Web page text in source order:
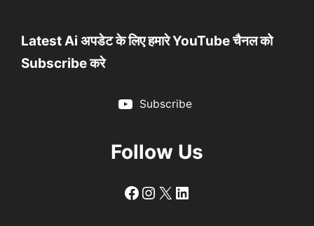
Latest Ai अपडेट के लिए हमारे YouTube चैनल को
Subscribe करे
Subscribe
Follow Us
Follow
Follow
X LinkedIn